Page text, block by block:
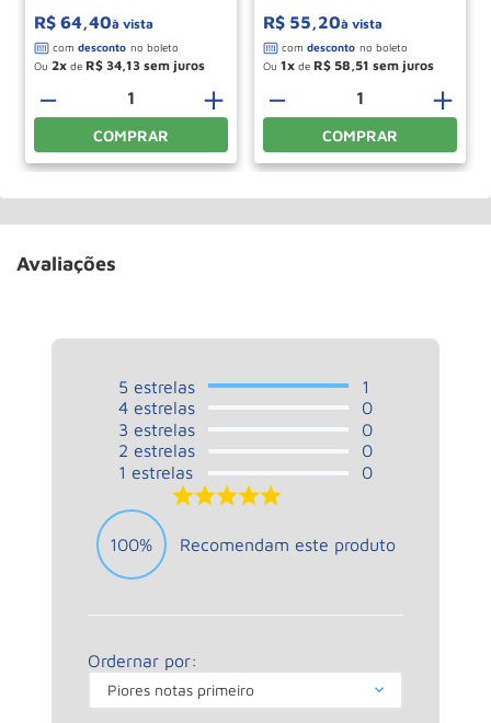
R$ 64,40à vista
Ou 2 de R$ 34,13
＋
－
COMPRAR
R$ 55,20à vista
Ou 1 de R$ 58,51
＋
－
COMPRAR
Avaliações
5 estrelas
4 estrelas
3 estrelas
2 estrelas
1 estrelas
1
0
0
0
0
100% Recomendam este produto
Ordernar por:
Piores notas primeiro